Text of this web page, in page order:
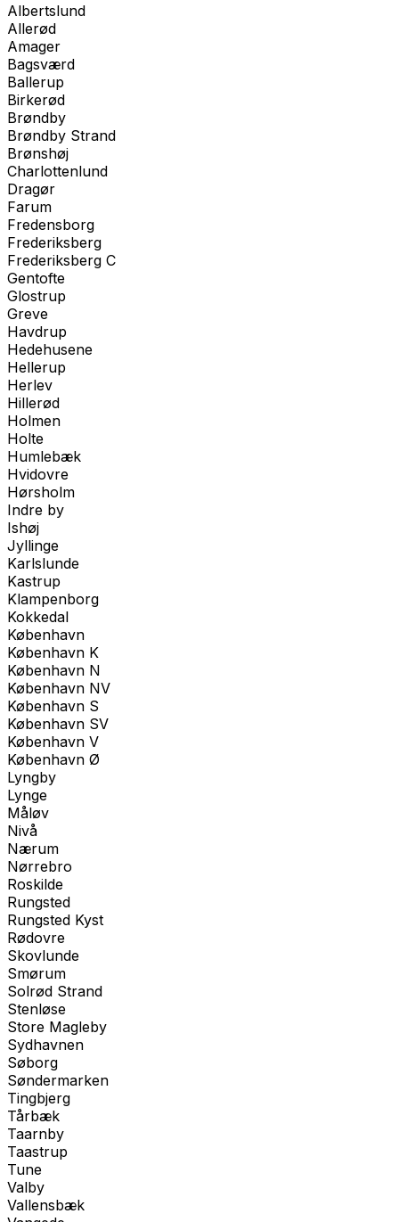
Albertslund
Allerød
Amager
Bagsværd
Ballerup
Birkerød
Brøndby
Brøndby Strand
Brønshøj
Charlottenlund
Dragør
Farum
Fredensborg
Frederiksberg
Frederiksberg C
Gentofte
Glostrup
Greve
Havdrup
Hedehusene
Hellerup
Herlev
Hillerød
Holmen
Holte
Humlebæk
Hvidovre
Hørsholm
Indre by
Ishøj
Jyllinge
Karlslunde
Kastrup
Klampenborg
Kokkedal
København
København K
København N
København NV
København S
København SV
København V
København Ø
Lyngby
Lynge
Måløv
Nivå
Nærum
Nørrebro
Roskilde
Rungsted
Rungsted Kyst
Rødovre
Skovlunde
Smørum
Solrød Strand
Stenløse
Store Magleby
Sydhavnen
Søborg
Søndermarken
Tingbjerg
Tårbæk
Taarnby
Taastrup
Tune
Valby
Vallensbæk